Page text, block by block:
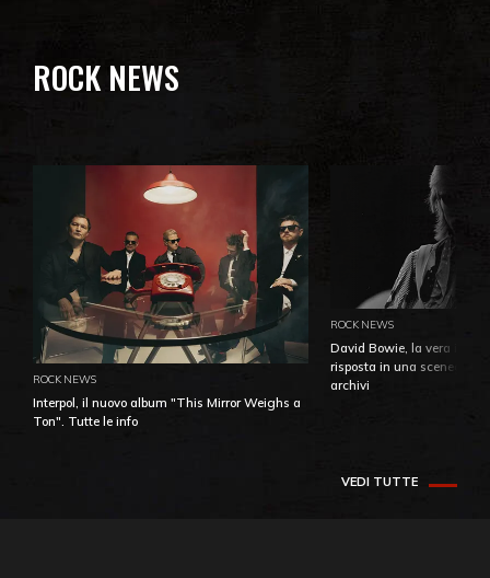
ROCK NEWS
ROCK NEWS
Interpol, il nuovo album "This Mirror Weighs a
Ton". Tutte le info
ROCK NEWS
David Bowie, la vera
risposta in una
archivi
VEDI TUTTE